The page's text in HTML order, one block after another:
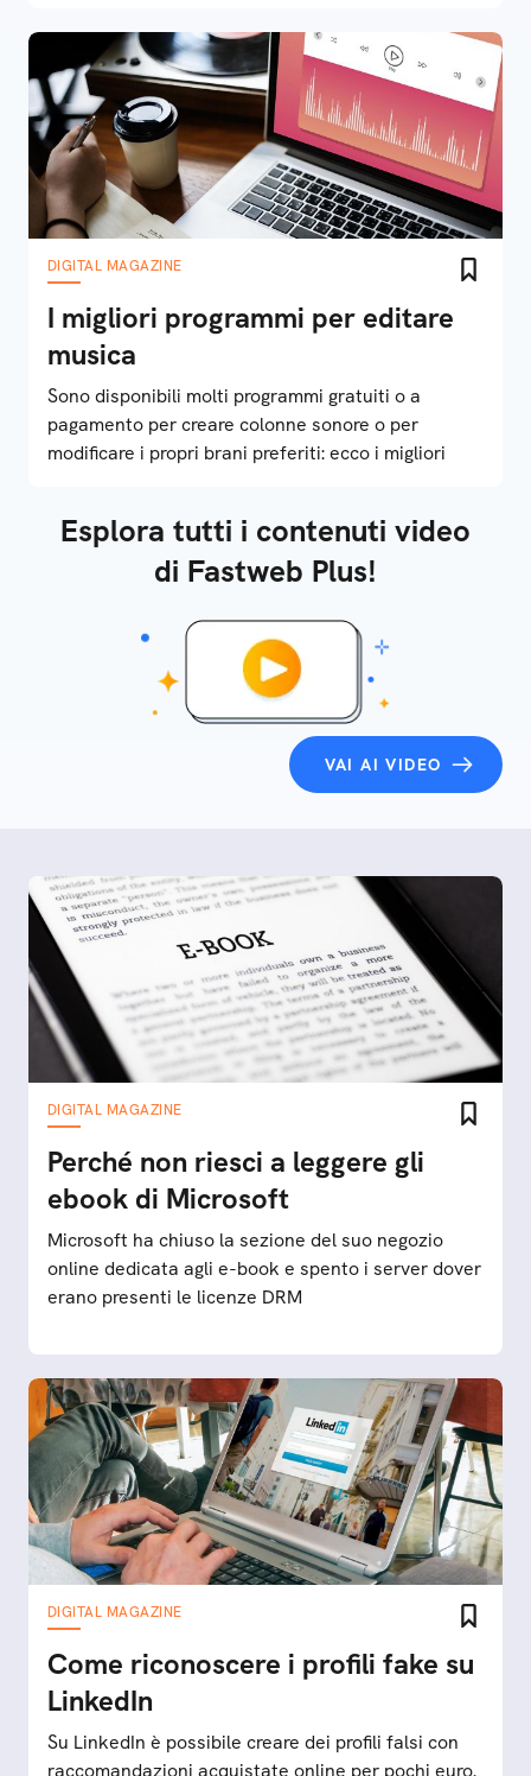
DIGITAL MAGAZINE
I migliori programmi per editare
musica
Sono disponibili molti programmi gratuiti o a
pagamento per creare colonne sonore o per
modificare i propri brani preferiti: ecco i migliori
Esplora tutti i contenuti video
di Fastweb Plus!
VAI AI VIDEO
DIGITAL MAGAZINE
Perché non riesci a leggere gli
ebook di Microsoft
Microsoft ha chiuso la sezione del suo negozio
online dedicata agli e-book e spento i server dover
erano presenti le licenze DRM
DIGITAL MAGAZINE
Come riconoscere i profili fake su
LinkedIn
Su LinkedIn è possibile creare dei profili falsi con
raccomandazioni acquistate online per pochi euro.